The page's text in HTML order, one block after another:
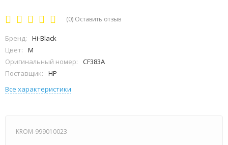
(0) Оставить отзыв
Бренд:
Hi-Black
Цвет:
M
Оригинальный номер:
CF383A
Поставщик:
HP
Все характеристики
KROM-999010023